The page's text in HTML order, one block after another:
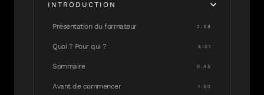
INTRODUCTION
Présentation du formateur 2:58
Quoi ? Pour qui ? 8:01
Sommaire 0:45
Avant de commencer 1:50